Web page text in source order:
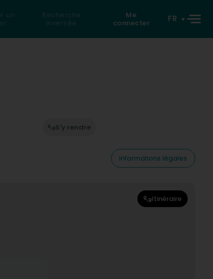
un
Recherche
inversée
Me
connecter
FR
S'y rendre
Informations légales
Itinéraire